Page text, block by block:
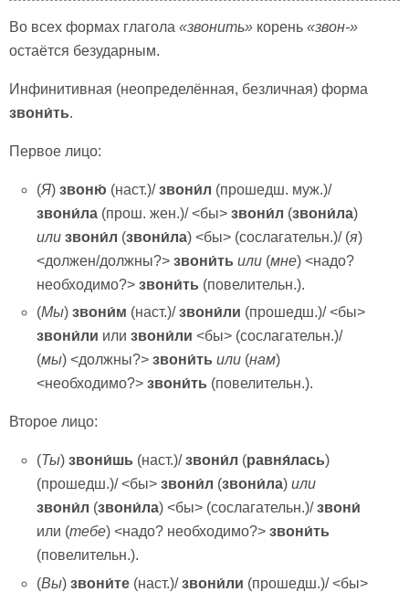
Во всех формах глагола «звонить» корень «звон-»
остаётся безударным.
Инфинитивная (неопределённая, безличная) форма
звони́ть.
Первое лицо:
(Я)звоню́ (наст.)/звони́л (прошедш. муж.)/
звони́ла (прош. жен.)/ <бы>звони́л (звони́ла)
или звони́л (звони́ла) <бы> (сослагательн.)/ (я)
<должен/должны?>звони́ть или (мне) <надо?
необходимо?>звони́ть (повелительн.).
(Мы)звони́м (наст.)/звони́ли (прошедш.)/ <бы>
звони́ли илизвони́ли <бы> (сослагательн.)/
(мы) <должны?>звони́ть или (нам)
<необходимо?>звони́ть (повелительн.).
Второе лицо:
(Ты)звони́шь (наст.)/звони́л (равня́лась)
(прошедш.)/ <бы>звони́л (звони́ла)или
звони́л (звони́ла) <бы> (сослагательн.)/звони́
или (тебе) <надо? необходимо?>звони́ть
(повелительн.).
(Вы)звони́те (наст.)/звони́ли (прошедш.)/ <бы>